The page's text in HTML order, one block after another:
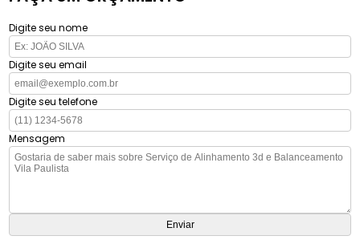
Digite seu nome
Digite seu email
Digite seu telefone
Mensagem